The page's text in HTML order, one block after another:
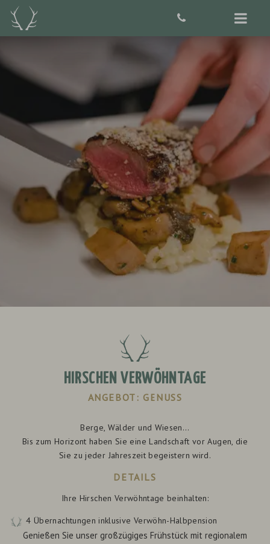
HIRSCHEN VERWÖHNTAGE
ANGEBOT: GENUSS
Berge, Wälder und Wiesen...
Bis zum Horizont haben Sie eine Landschaft vor Augen, die
Sie zu jeder Jahreszeit begeistern wird.
DETAILS
Ihre Hirschen Verwöhntage beinhalten:
4 Übernachtungen inklusive Verwöhn-Halbpension
Genießen Sie unser großzügiges Frühstück mit regionalem